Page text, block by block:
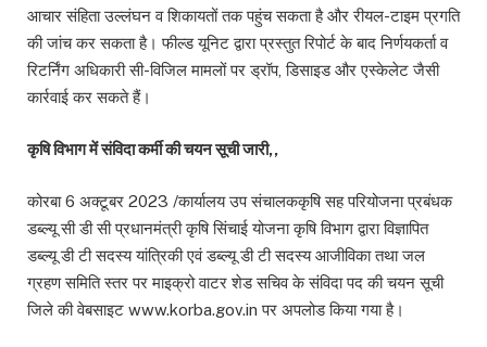
आचार संहिता उल्लंघन व शिकायतों तक पहुंच सकता है और रीयल-टाइम प्रगति
की जांच कर सकता है। फील्ड यूनिट द्वारा प्रस्तुत रिपोर्ट के बाद निर्णयकर्ता व
रिटर्निंग अधिकारी सी-विजिल मामलों पर ड्रॉप, डिसाइड और एस्केलेट जैसी
कार्रवाई कर सकते हैं।
कृषि विभाग में संविदा कर्मी की चयन सूची जारी,,
कोरबा 6 अक्टूबर 2023 /कार्यालय उप संचालककृषि सह परियोजना प्रबंधक
डब्ल्यू सी डी सी प्रधानमंत्री कृषि सिंचाई योजना कृषि विभाग द्वारा विज्ञापित
डब्ल्यू डी टी सदस्य यांत्रिकी एवं डब्ल्यू डी टी सदस्य आजीविका तथा जल
ग्रहण समिति स्तर पर माइक्रो वाटर शेड सचिव के संविदा पद की चयन सूची
जिले की वेबसाइट www.korba.gov.in पर अपलोड किया गया है।